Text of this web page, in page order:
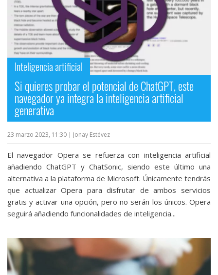
Inteligencia artificial
Si quieres probar el potencial de ChatGPT, este
navegador ya integra la inteligencia artificial
generativa
23 marzo 2023, 11:30 | Jonay Estévez
El navegador Opera se refuerza con inteligencia artificial
añadiendo ChatGPT y ChatSonic, siendo este último una
alternativa a la plataforma de Microsoft. Únicamente tendrás
que actualizar Opera para disfrutar de ambos servicios
gratis y activar una opción, pero no serán los únicos. Opera
seguirá añadiendo funcionalidades de inteligencia...